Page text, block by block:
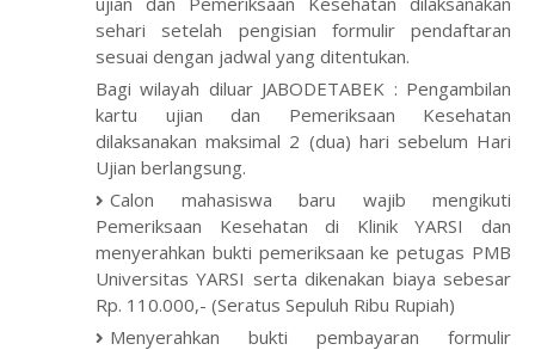
sehari setelah pengisian formulir pendaftaran
sesuai dengan jadwal yang ditentukan.
Bagi wilayah diluar JABODETABEK : Pengambilan
kartu ujian dan Pemeriksaan Kesehatan
dilaksanakan maksimal 2 (dua) hari sebelum Hari
Ujian berlangsung.
Calon mahasiswa baru wajib mengikuti
Pemeriksaan Kesehatan di Klinik YARSI dan
menyerahkan bukti pemeriksaan ke petugas PMB
Universitas YARSI serta dikenakan biaya sebesar
Rp. 110.000,- (Seratus Sepuluh Ribu Rupiah)
Menyerahkan bukti pembayaran formulir